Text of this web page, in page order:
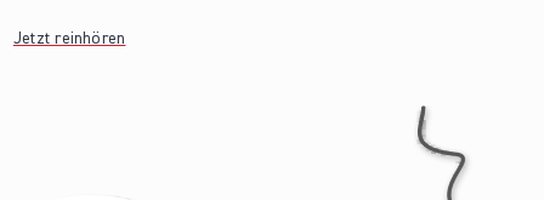
Jetzt reinhören